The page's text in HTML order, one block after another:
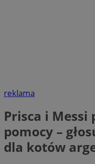
reklama
Prisca i Messi
pomocy –
dla kotów